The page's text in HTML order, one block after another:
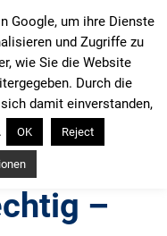
–
Google, um ihre Dienste
und Zugriffe zu
wie Sie die Website
Durch die
damit einverstanden,
OK Reject